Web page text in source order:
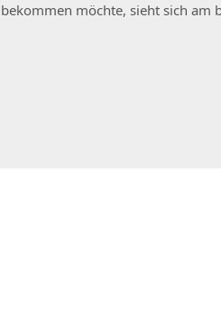
bekommen möchte, sieht sich am